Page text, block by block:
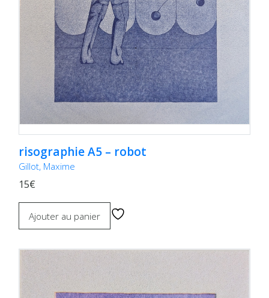
risographie A5 – robot
Gillot, Maxime
15€
Ajouter au panier